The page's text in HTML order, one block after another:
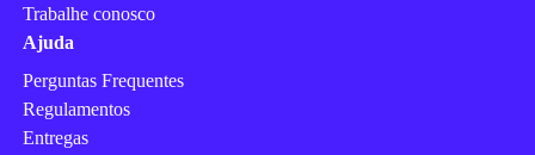
Trabalhe conosco
Ajuda
Perguntas Frequentes
Regulamentos
Entregas